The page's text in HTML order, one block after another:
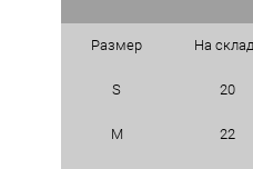
Размер На
S 20
M 22